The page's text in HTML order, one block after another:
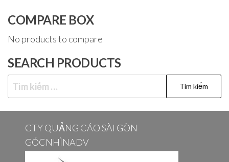
COMPARE BOX
No products to compare
SEARCH PRODUCTS
Tìm
kiếm
cho:
CTY QUẢNG CÁO SÀI GÒN
GÓCNHÌNADV